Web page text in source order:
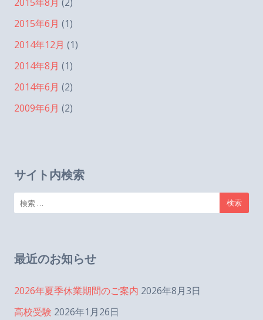
2015年6月 (1)
2014年12月 (1)
2014年8月 (1)
2014年6月 (2)
2009年6月 (2)
サイト内検索
検
索:
最近のお知らせ
2026年夏季休業期間のご案内 2026年8月3日
高校受験 2026年1月26日